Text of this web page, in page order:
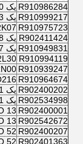
R910986284 یک AA10VSO 71 DR /31R-PKC12N00
R910999217 یک AA10VSO 71 DR /31R-PKC62K03
R910975723
R902411424 یک AA10VSO 71 DR /31R-PKC62K08
R910949831 یک AA10VSO 71 DR /31R-PKC62K57
R910994119
R910939247
R910964674
R902400202 یک AA10VSO 71 DR /31R-PKC92K01
R902534998 یک AA10VSO 71 DR /31R-PKC92K01
R902400001
13
R902542672
13
R902400207
52
R902401363
52